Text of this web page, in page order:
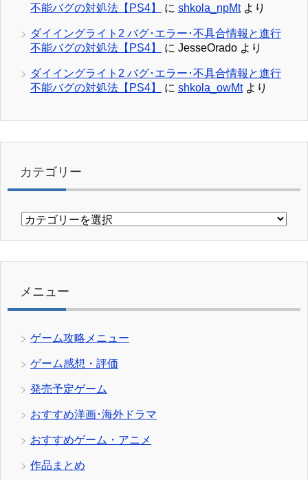
不能バグの対処法【PS4】
に shkola_npMtより
ダイイングライト2 バグ･エラー･不具合情報と進行
不能バグの対処法【PS4】
に JesseOrado より
ダイイングライト2 バグ･エラー･不具合情報と進行
不能バグの対処法【PS4】
に shkola_owMtより
カテゴリー
カ
リ
メニュー
ゲーム攻略メニュー
ゲーム感想・評価
発売予定ゲーム
おすすめ洋画･海外ドラマ
おすすめゲーム・アニメ
作品まとめ